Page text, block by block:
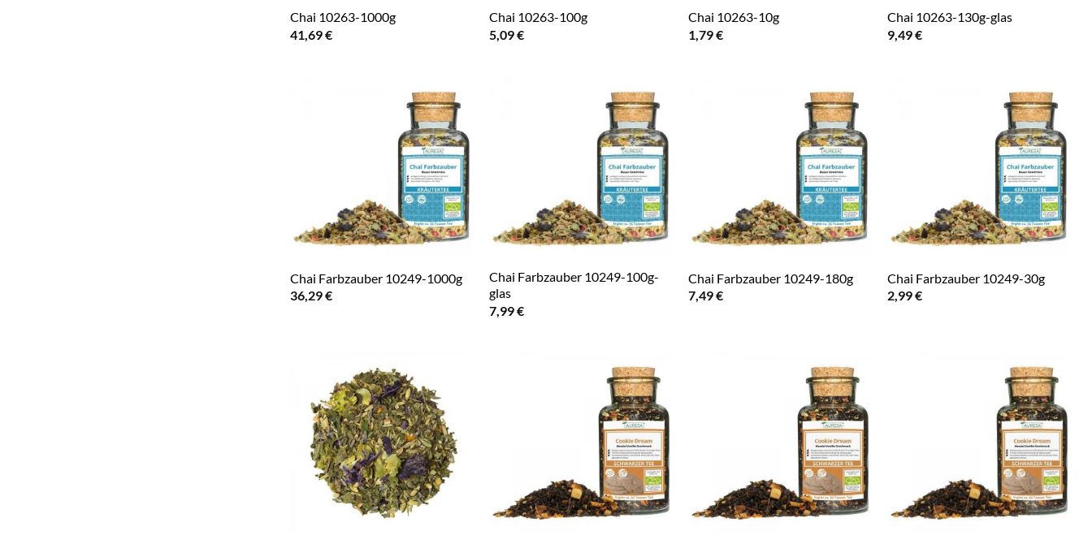
Chai 10263-1000g
41,69€
Chai 10263-100g
5,09€
Chai 10263-10g
1,79€
Chai 10263-130g-glas
9,49€
Chai Farbzauber 10249-1000g
36,29€
Chai Farbzauber 10249-100g-
glas
7,99€
Chai Farbzauber 10249-180g
7,49€
Chai Farbzauber 10249-30g
2,99€